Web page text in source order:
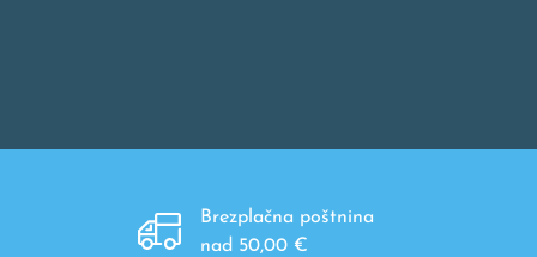
Brezplačna poštnina
nad 50,00 €